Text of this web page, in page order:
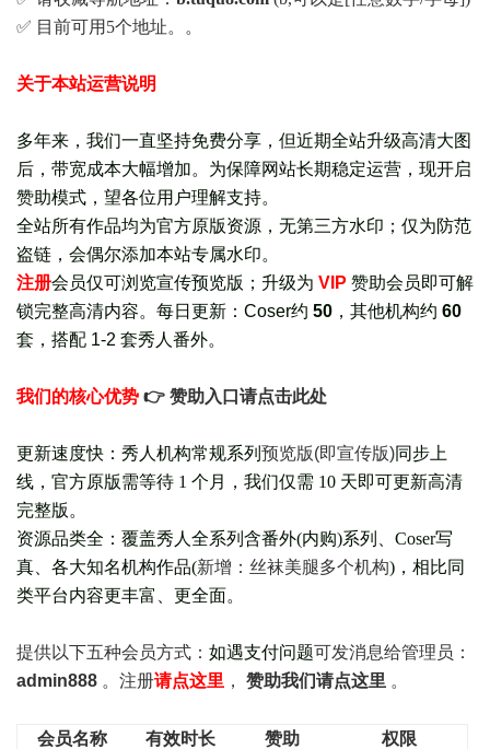
✅ 目前可用5个地址。。
关于本站运营说明
多年来，我们一直坚持免费分享，但近期全站升级高清大图
后，带宽成本大幅增加。为保障网站长期稳定运营，现开启
赞助模式，望各位用户理解支持。
全站所有作品均为官方原版资源，无第三方水印；仅为防范
盗链，会偶尔添加本站专属水印。
注册会员仅可浏览宣传预览版 ； 升级为 VIP 赞助会员即可解
锁完整高清内容。每日更新： Coser约 50 ，其他机构约 60
套， 搭配 1-2 套秀人番外。
我们的核心优势 👉 赞助入口请点击此处
更新速度快：秀人机构常规系列 预览版(即宣传版)同步上
线，官方原版需等待 1 个月，我们仅需 10 天即可更新高清
完整版。
资源品类全：覆盖秀人全系列含番外(内购)系列、Coser写
真、各大知名机构作品(新增：丝袜美腿多个机构)，相比同
类平台内容更丰富、更全面。
提供以下五种会员方式： 如遇支付问题可发消息给管理员：
admin888 。注册请点这里 ， 赞助我们请点这里 。
会员名称 有效时长 赞助
权限